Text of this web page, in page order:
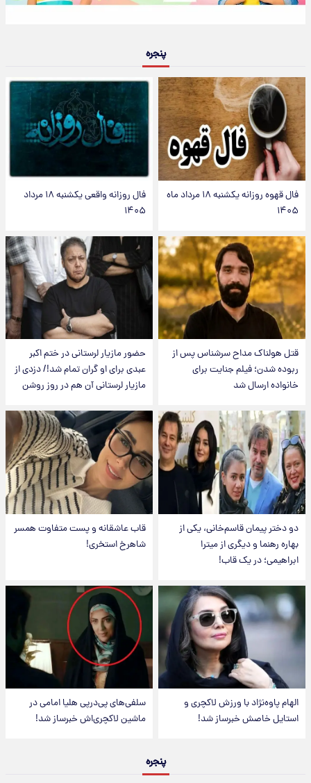
پنجره
فال قهوه روزانه یکشنبه ۱۸ مرداد ماه
۱۴۰۵
فال روزانه واقعی یکشنبه ۱۸ مرداد
۱۴۰۵
قتل هولناک مداح سرشناس پس از
ربوده شدن؛ فیلم جنایت برای
خانواده ارسال شد
حضور مازیار لرستانی در ختم اکبر
عبدی برای او گران تمام شد!/ دزدی از
مازیار لرستانی آن هم در روز روشن
دو دختر پیمان قاسم‌خانی، یکی از
بهاره رهنما و دیگری از میترا
ابراهیمی؛ در یک قاب!
قاب عاشقانه و پست متفاوت همسر
شاهرخ استخری!
الهام پاوه‌نژاد با ورزش لاکچری و
استایل خاصش خبرساز شد!
سلفی‌های پی‌درپی هلیا امامی در
ماشین لاکچری‌اش خبرساز شد!
پنجره